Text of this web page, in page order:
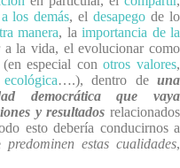
los demás, eldesapego de lo
manera, la importancia de la
la vida, el evolucionar como
(en especial conotros valores,
ecológica….), dentro deuna
democrática que vaya
y resultados relacionados
esto debería conducirnos a
predominen estas cualidades,